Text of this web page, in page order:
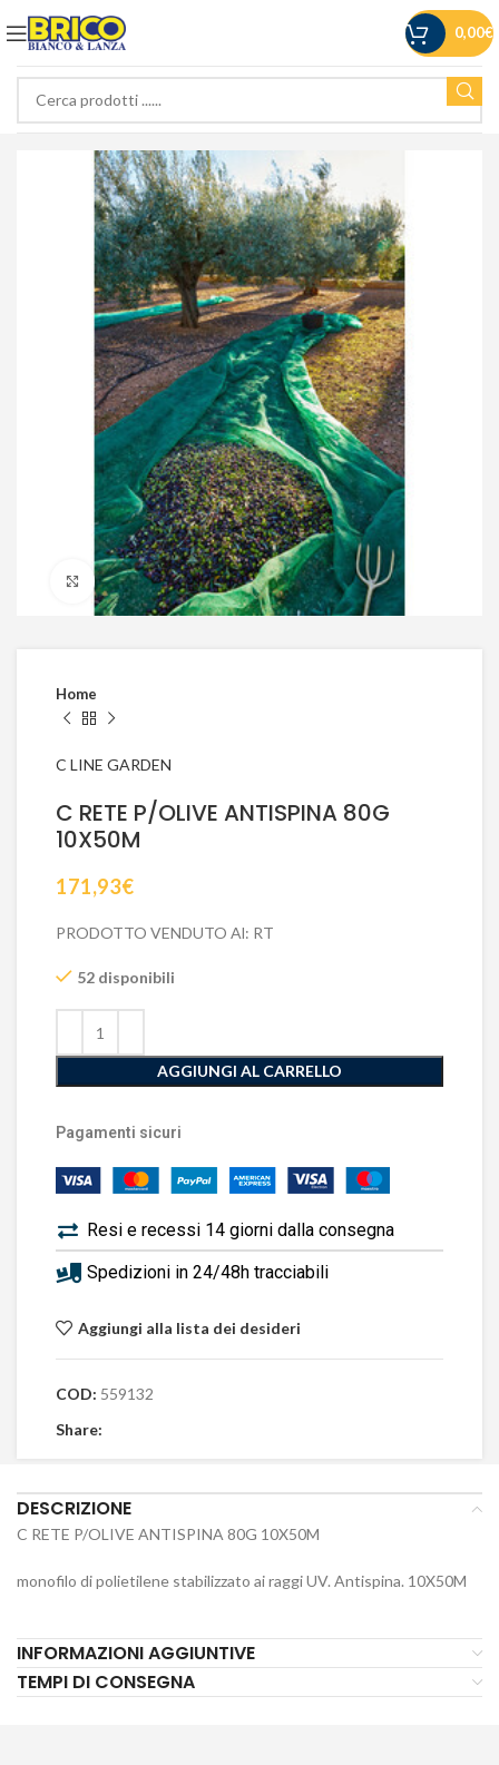
0,00€
Click to enlarge
Home
C LINE GARDEN
C RETE P/OLIVE ANTISPINA 80G
10X50M
171,93€
PRODOTTO VENDUTO Al: RT
52 disponibili
AGGIUNGI AL CARRELLO
Pagamenti sicuri
Resi e recessi 14 giorni dalla consegna
Spedizioni in 24/48h tracciabili
Aggiungi alla lista dei desideri
COD: 559132
Share:
DESCRIZIONE
C RETE P/OLIVE ANTISPINA 80G 10X50M
monofilo di polietilene stabilizzato ai raggi UV. Antispina. 10X50M
INFORMAZIONI AGGIUNTIVE
TEMPI DI CONSEGNA